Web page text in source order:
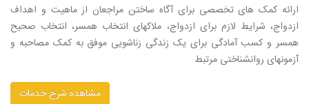
ارائه کمک های تخصصی برای آگاه ساختن مراجعان از ماهیت و اهداف
ازدواج، شرایط لازم برای ازدواج، ملاکهای انتخاب همسر، انتخاب صحیح
همسر و کسب آمادگی برای یک زندگی زناشویی موفق به کمک مصاحبه و
آزمونهای روانشناختی مرتبط
مشاهده شرح خدمات